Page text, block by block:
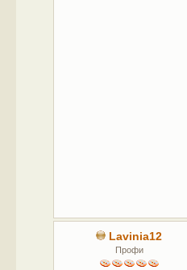
Lavinia12
Профи